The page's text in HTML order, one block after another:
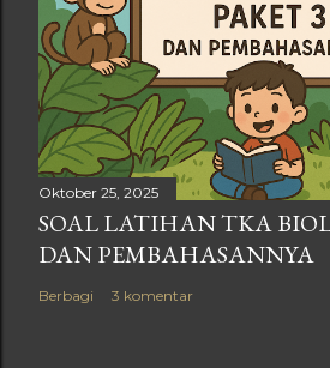
Oktober 25, 2025
SOAL LATIHAN TKA
DAN PEMBAHASANNYA
Berbagi 3 komentar